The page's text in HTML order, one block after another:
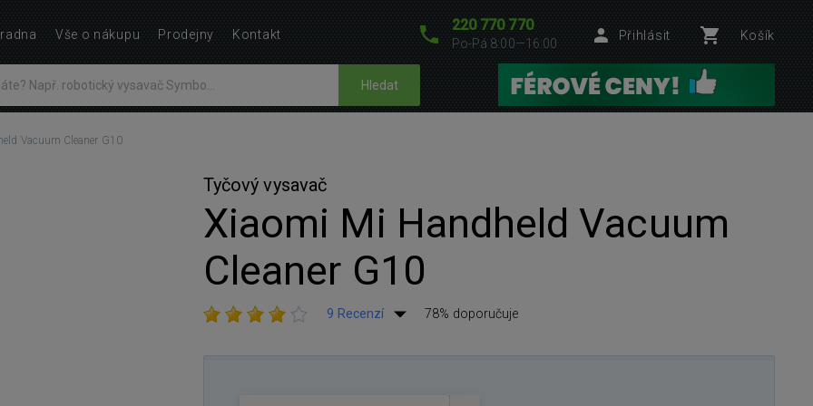
220 770 770
Po-Pá 8:00—16:00
Přihlásit Košík
Hledat
Vacuum Cleaner G10
Tyčový vysavač
Xiaomi Mi Handheld Vacuum
Cleaner G10
9 Recenzí 78% doporučuje
Vše o nákupu Prodejny Kontakt